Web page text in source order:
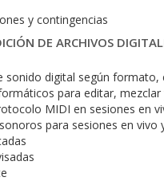
y contingencias
DE ARCHIVOS
sonido digital según
para editar,
MIDI en sesiones en
para sesiones en vivo